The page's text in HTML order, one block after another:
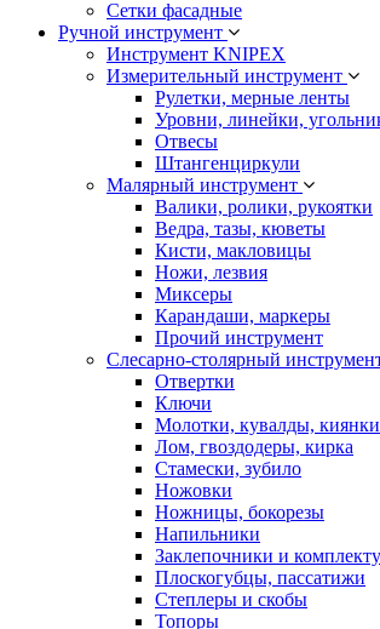
Сетки фасадные
Ручной инструмент
Инструмент KNIPEX
Измерительный инструмент
Рулетки, мерные ленты
Уровни, линейки,
Отвесы
Штангенциркули
Малярный инструмент
Валики, ролики, рукоятки
Ведра, тазы, кюветы
Кисти, макловицы
Ножи, лезвия
Миксеры
Карандаши, маркеры
Прочий инструмент
Слесарно-столярный
Отвертки
Ключи
Молотки, кувалды, киянки
Лом, гвоздодеры, кирка
Стамески, зубило
Ножовки
Ножницы, бокорезы
Напильники
Заклепочники и
Плоскогубцы, пассатижи
Степлеры и скобы
Топоры